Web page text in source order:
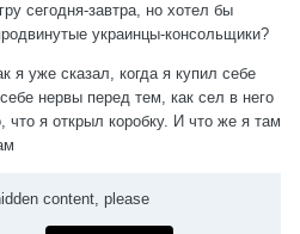
сегодня-завтра, но хотел бы
украинцы-консольщики?
я уже сказал, когда я купил себе
нервы перед тем, как сел в него
что я открыл коробку. И что же я там
content, please